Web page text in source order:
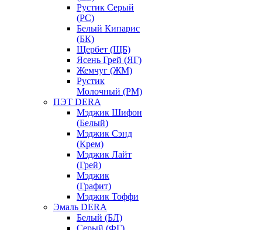
Рустик Серый
(РС)
Белый Кипарис
(БК)
Щербет (ЩБ)
Ясень Грей (ЯГ)
Жемчуг (ЖМ)
Рустик
Молочный (РМ)
ПЭТ DERA
Мэджик Шифон
(Белый)
Мэджик Сэнд
(Крем)
Мэджик Лайт
(Грей)
Мэджик
(Графит)
Мэджик Тоффи
Эмаль DERA
Белый (БЛ)
Серый (ФГ)